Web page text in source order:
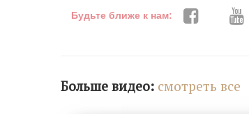
Будьте ближе к нам:
Больше видео: cмотреть все